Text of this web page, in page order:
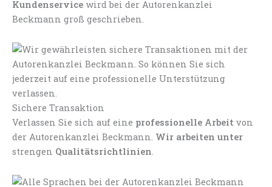
Kundenservice wird bei der Autorenkanzlei
Beckmann groß geschrieben.
Sichere Transaktion
Verlassen Sie sich auf eine professionelle Arbeit von
der Autorenkanzlei Beckmann. Wir arbeiten unter
strengen Qualitätsrichtlinien